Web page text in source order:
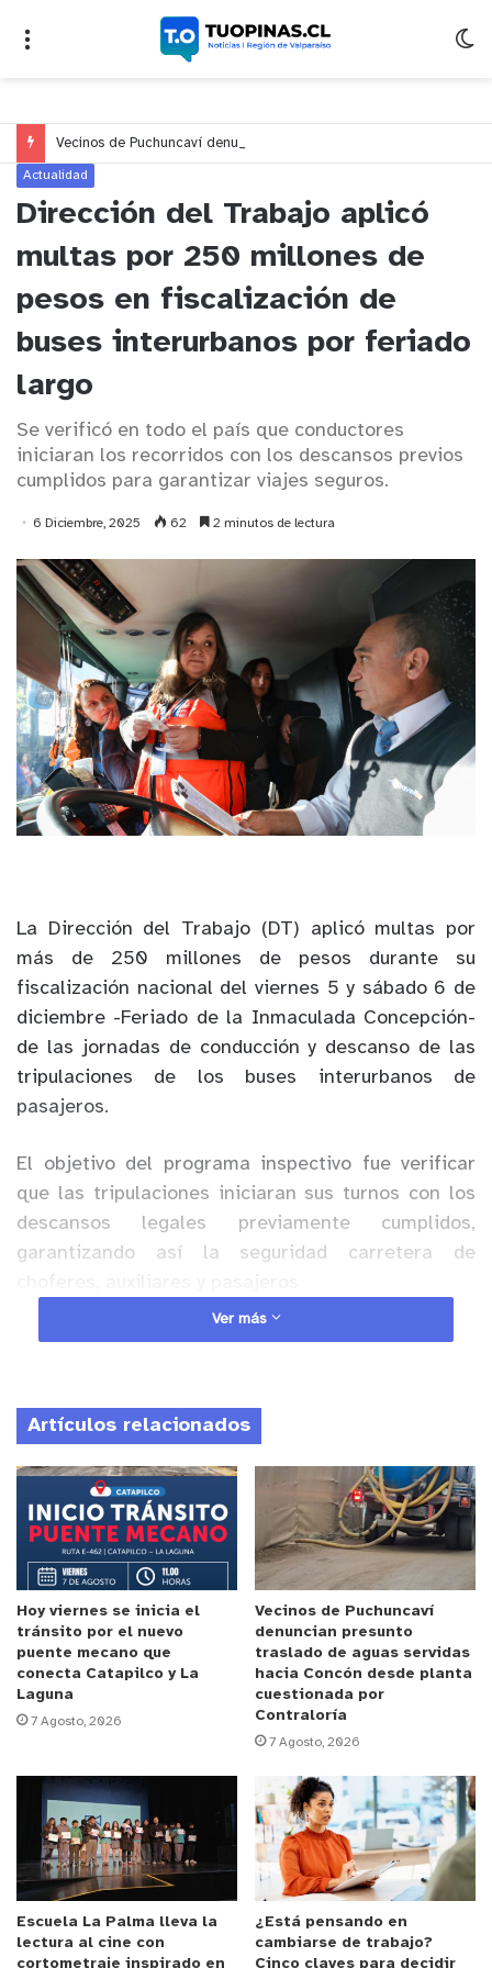
Actualidad
Dirección del Trabajo aplicó
multas por 250 millones de
pesos en fiscalización de
buses interurbanos por feriado
largo
Se verificó en todo el país que conductores
iniciaran los recorridos con los descansos previos
cumplidos para garantizar viajes seguros.
6 Diciembre, 2025 62 2 minutos de lectura
La Dirección del Trabajo (DT) aplicó multas por
más de 250 millones de pesos durante su
fiscalización nacional del viernes 5 y sábado 6 de
diciembre -Feriado de la Inmaculada Concepción-
de las jornadas de conducción y descanso de las
tripulaciones de los buses interurbanos de
pasajeros.
El objetivo del programa inspectivo fue verificar
que las tripulaciones iniciaran sus turnos con los
descansos legales previamente cumplidos,
garantizando así la seguridad carretera de
Anuncio Patrocinado
fiscalizaciones, 76 de las cuales terminaron con
multas por $250.351.200 y la suspensión de 6
tripulantes.
En el programa inspectivo anterior, los pasados
días 30 y 31 de octubre, con ocasión del feriado de
Iglesias Evangélicas y Protestantes, la DT realizó
225 fiscalizaciones, con 67 multas por
$212.366.490 y 6 tripulantes suspendidos
El director (s) del Trabajo, Luis Villazón, destacó
que “sobre este programa inspectivo nacional a
estamos reforzando el control del cumplimiento de
las jornadas legales de conducción y descanso de
las tripulaciones en todo el territorio y ayudando a
un esfuerzo compartido de varias instancias
públicas para evitar accidentes carreteros por
culpa de la fatiga de los conductores”.
Ver más
Artículos relacionados
Hoy viernes se inicia el
tránsito por el nuevo
puente mecano que
conecta Catapilco y La
Laguna
7 Agosto, 2026
Vecinos de Puchuncaví
denuncian presunto
traslado de aguas servidas
hacia Concón desde planta
cuestionada por
Contraloría
7 Agosto, 2026
Escuela La Palma lleva la
lectura al cine con
cortometraje inspirado en
¿Está pensando en
cambiarse de trabajo?
Cinco claves para decidir